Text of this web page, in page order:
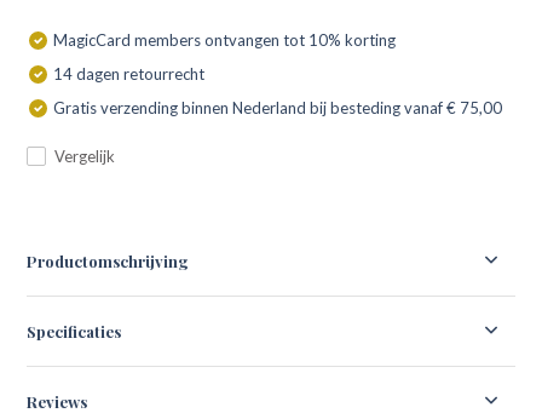
MagicCard members ontvangen tot 10% korting
14 dagen retourrecht
Gratis verzending binnen Nederland bij besteding vanaf € 75,00
Vergelijk
Productomschrijving
Specificaties
Reviews